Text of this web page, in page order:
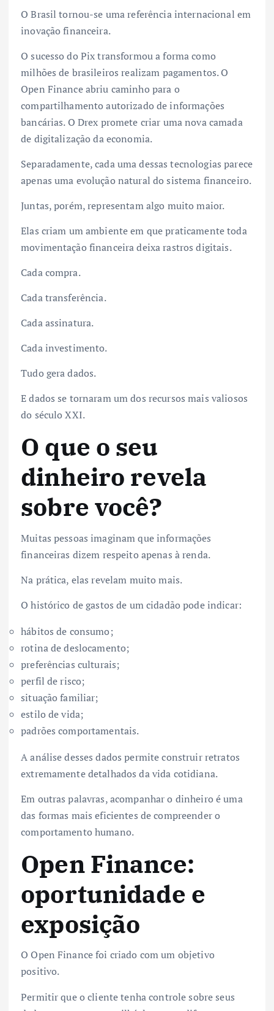
O Brasil tornou-se uma referência internacional em
inovação financeira.
O sucesso do Pix transformou a forma como
milhões de brasileiros realizam pagamentos. O
Open Finance abriu caminho para o
compartilhamento autorizado de informações
bancárias. O Drex promete criar uma nova camada
de digitalização da economia.
Separadamente, cada uma dessas tecnologias parece
apenas uma evolução natural do sistema financeiro.
Juntas, porém, representam algo muito maior.
Elas criam um ambiente em que praticamente toda
movimentação financeira deixa rastros digitais.
Cada compra.
Cada transferência.
Cada assinatura.
Cada investimento.
Tudo gera dados.
E dados se tornaram um dos recursos mais valiosos
do século XXI.
O que o seu
dinheiro revela
sobre você?
Muitas pessoas imaginam que informações
financeiras dizem respeito apenas à renda.
Na prática, elas revelam muito mais.
O histórico de gastos de um cidadão pode indicar:
hábitos de consumo;
rotina de deslocamento;
preferências culturais;
perfil de risco;
situação familiar;
estilo de vida;
padrões comportamentais.
A análise desses dados permite construir retratos
extremamente detalhados da vida cotidiana.
Em outras palavras, acompanhar o dinheiro é uma
das formas mais eficientes de compreender o
comportamento humano.
Open Finance:
oportunidade e
exposição
O Open Finance foi criado com um objetivo
positivo.
Permitir que o cliente tenha controle sobre seus